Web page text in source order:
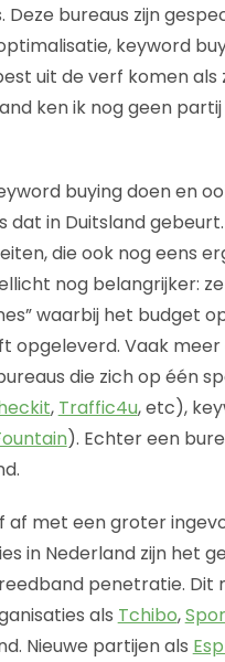
bureaus zijn
keyword
uit de verf komen als
ken ik nog geen
buying doen en
dat in Duitsland
die ook nog eens
nog belangrijker:
waarbij het budget
opgeleverd. Vaak
die zich op één
, Traffic4u, etc),
). Echter een
af met een groter
in Nederland zijn het
penetratie. Dit
als Tchibo,
Nieuwe partijen als